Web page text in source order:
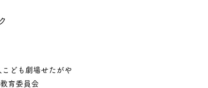
ども劇場せたがや
育委員会